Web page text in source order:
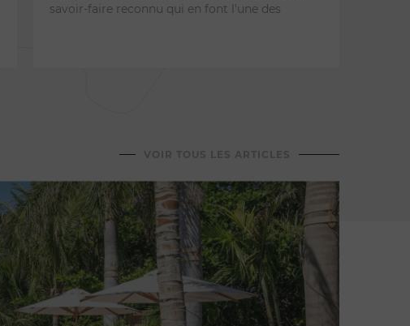
savoir-faire reconnu qui en font l'une des